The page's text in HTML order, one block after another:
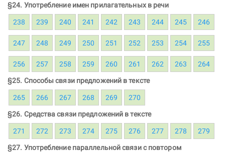
§24. Употребление имен прилагательных в речи
238 239 240 241 242 243 244 245 246
247 248 249 250 251 252 253 254 255
256 257 258 259 260 261 262 263 264
§25. Способы связи предложений в тексте
265 266 267 268 269 270
§26. Средства связи предложений в тексте
271 272 273 274 275 276 277 278 279
§27. Употребление параллельной связи с повтором